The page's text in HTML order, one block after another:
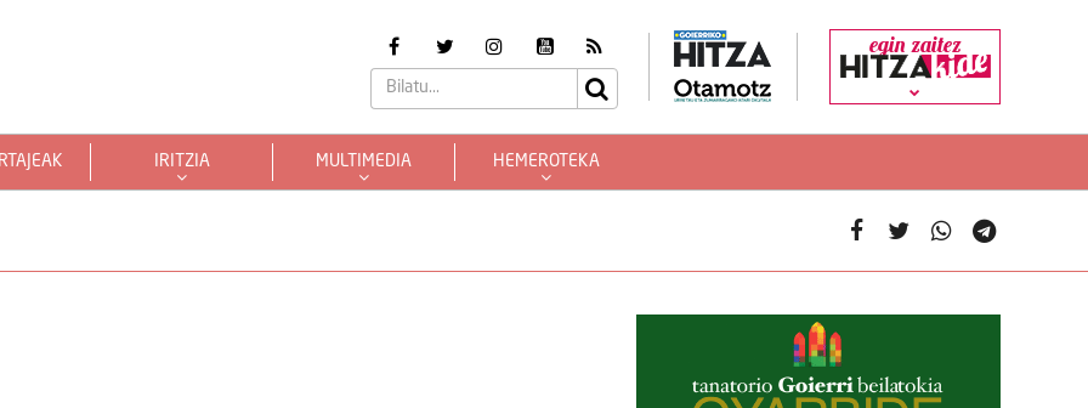
egin zaitez
IRITZIA MULTIMEDIA HEMEROTEKA